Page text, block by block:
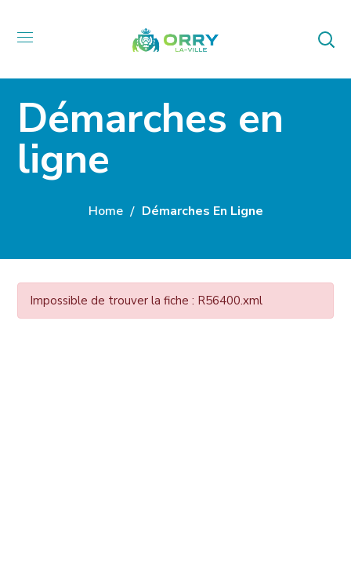
Démarches en
ligne
Home Démarches En Ligne
Impossible de trouver la fiche : R56400.xml